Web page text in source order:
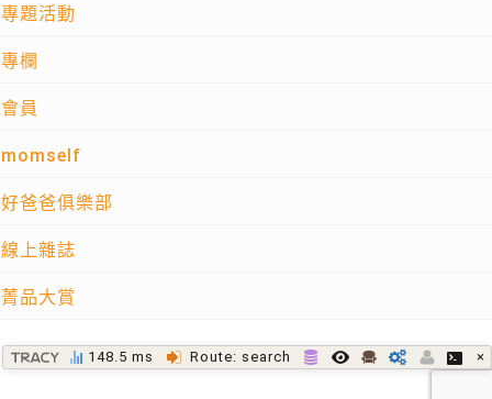
專題活動
專欄
會員
momself
好爸爸俱樂部
線上雜誌
菁品大賞
148.5 ms Route: search ×